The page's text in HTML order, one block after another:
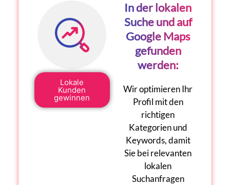
Lokale
Kunden
gewinnen
In der lokalen
Suche und auf
Google Maps
gefunden
werden:
Wir optimieren Ihr
Profil mit den
richtigen
Kategorien und
Keywords, damit
Sie bei relevanten
lokalen
Suchanfragen